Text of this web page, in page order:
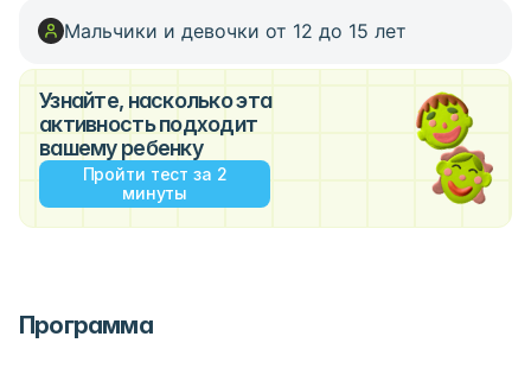
Мальчики и девочки от 12 до 15 лет
Узнайте, насколько эта
активность подходит
вашему ребенку
Пройти тест за 2
минуты
Программа